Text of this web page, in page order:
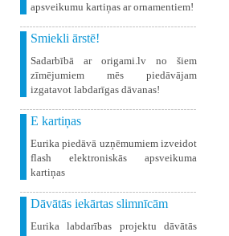
apsveikumu kartiņas ar ornamentiem!
Smiekli ārstē!
Sadarbībā ar origami.lv no šiem
zīmējumiem mēs piedāvājam
izgatavot labdarīgas dāvanas!
E kartiņas
Eurika piedāvā uzņēmumiem izveidot
flash elektroniskās apsveikuma
kartiņas
Dāvātās iekārtas slimnīcām
Eurika labdarības projektu dāvātās